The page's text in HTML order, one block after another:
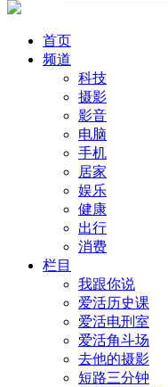
首页
频道
科技
摄影
影音
电脑
手机
居家
娱乐
健康
出行
消费
栏目
我跟你说
爱活历史课
爱活电刑室
爱活角斗场
去他的摄影
短路三分钟